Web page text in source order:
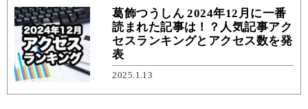
葛飾つうしん 2024年12月に一番
読まれた記事は！？人気記事アク
セスランキングとアクセス数を発
表
2025.1.13